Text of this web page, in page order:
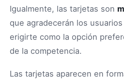
Igualmente, las tarjetas son
que agradecerán los
erigirte como la opción
de la competencia.
Las tarjetas aparecen en